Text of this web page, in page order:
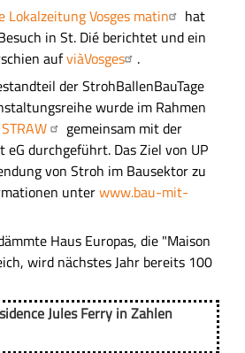
Lokalzeitung Vosges matin
hat
in St. Dié berichtet und ein
aufviàVosges
.
der StrohBallenBauTage
wurde im Rahmen
gemeinsam mit der
eG durchgeführt. Das Ziel von UP
von Stroh im Bausektor zu
unterwww.bau-mit-
Haus Europas, die "Maison
wird nächstes Jahr bereits 100
Jules Ferry in Zahlen